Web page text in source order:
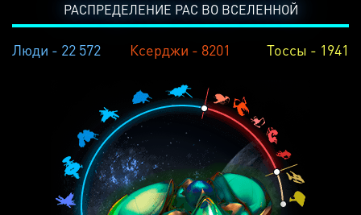
РАСПРЕДЕЛЕНИЕ РАС ВО ВСЕЛЕННОЙ
Люди - 22 572 Ксерджи - 8201 Тоссы - 1941